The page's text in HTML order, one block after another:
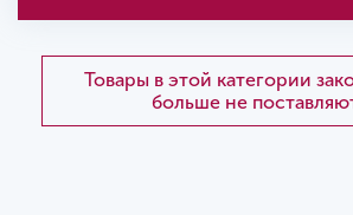
Товары в этой категории
больше не